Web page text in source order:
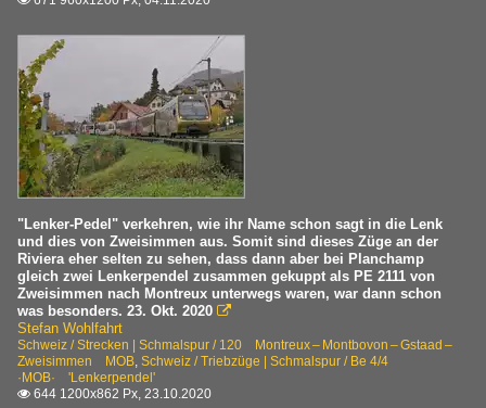
"Lenker-Pedel" verkehren, wie ihr Name schon sagt in die Lenk
und dies von Zweisimmen aus. Somit sind dieses Züge an der
Riviera eher selten zu sehen, dass dann aber bei Planchamp
gleich zwei Lenkerpendel zusammen gekuppt als PE 2111 von
Zweisimmen nach Montreux unterwegs waren, war dann schon
was besonders. 23. Okt. 2020 
Stefan Wohlfahrt
Schweiz / Strecken | Schmalspur / 120 Montreux – Montbovon – Gstaad –
Zweisimmen MOB Schweiz / Triebzüge | Schmalspur / Be 4/4
·MOB· 'Lenkerpendel'
 644 1200x862 Px, 23.10.2020